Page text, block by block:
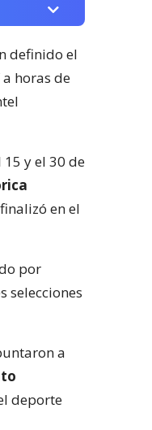
definido el
a horas de
y el 30 de
en el
por
selecciones
a
deporte